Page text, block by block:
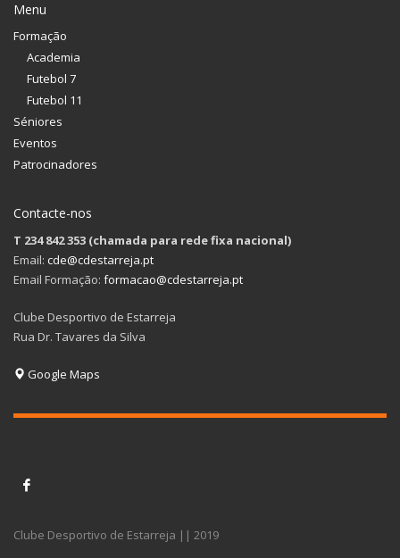
Menu
Formação
Academia
Futebol 7
Futebol 11
Séniores
Eventos
Patrocinadores
Contacte-nos
T 234 842 353 (chamada para rede fixa nacional)
Email: cde@cdestarreja.pt
Email Formação: formacao@cdestarreja.pt
Clube Desportivo de Estarreja
Rua Dr. Tavares da Silva
Google Maps
Clube Desportivo de Estarreja || 2019